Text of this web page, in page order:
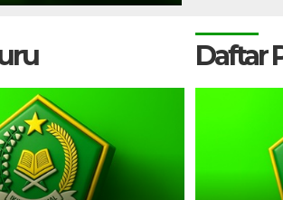
Daftar